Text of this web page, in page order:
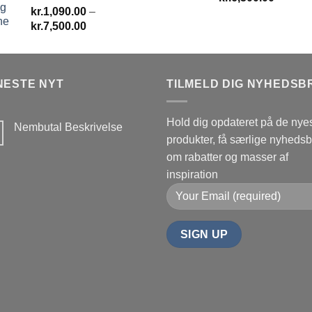
kr.1,090.00 –
kr.7,500.00Prisinterval:
til
NYT
Nembutal Beskrivelse
TILMELD DIG
Hold dig opdateret på de
produkter, få særlige
om rabatter og masser af
inspiration